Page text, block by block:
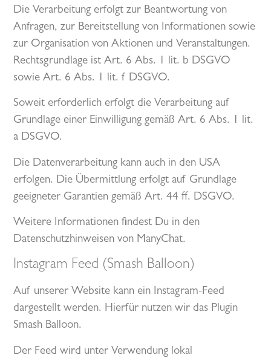
Die Verarbeitung erfolgt zur Beantwortung von
Anfragen, zur Bereitstellung von Informationen sowie
zur Organisation von Aktionen und Veranstaltungen.
Rechtsgrundlage ist Art. 6 Abs. 1 lit. b DSGVO
sowie Art. 6 Abs. 1 lit. f DSGVO.
Soweit erforderlich erfolgt die Verarbeitung auf
Grundlage einer Einwilligung gemäß Art. 6 Abs. 1 lit.
a DSGVO.
Die Datenverarbeitung kann auch in den USA
erfolgen. Die Übermittlung erfolgt auf Grundlage
geeigneter Garantien gemäß Art. 44 ff. DSGVO.
Weitere Informationen findest Du in den
Datenschutzhinweisen von ManyChat.
Instagram Feed (Smash Balloon)
Auf unserer Website kann ein Instagram-Feed
dargestellt werden. Hierfür nutzen wir das Plugin
Smash Balloon.
Der Feed wird unter Verwendung lokal